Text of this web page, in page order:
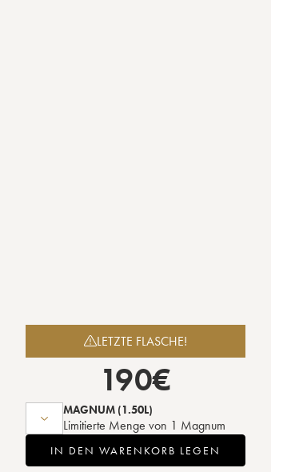
LETZTE FLASCHE!
190€
MAGNUM (1.50L)
Limitierte Menge von 1 Magnum
IN DEN WARENKORB LEGEN